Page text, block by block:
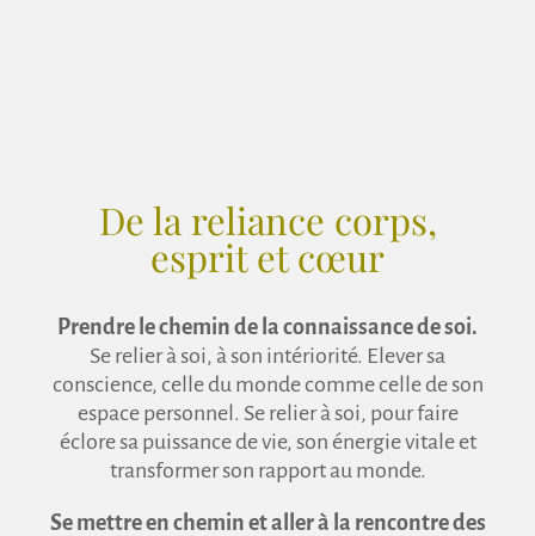
De la reliance corps,
esprit et cœur
Prendre le chemin de la connaissance de soi.
Se relier à soi, à son intériorité. Elever sa
conscience, celle du monde comme celle de son
espace personnel. Se relier à soi, pour faire
éclore sa puissance de vie, son énergie vitale et
transformer son rapport au monde.
Se mettre en chemin et aller à la rencontre des